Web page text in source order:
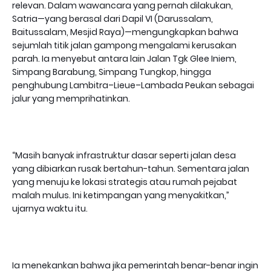
relevan. Dalam wawancara yang pernah dilakukan,
Satria—yang berasal dari Dapil VI (Darussalam,
Baitussalam, Mesjid Raya)—mengungkapkan bahwa
sejumlah titik jalan gampong mengalami kerusakan
parah. Ia menyebut antara lain Jalan Tgk Glee Iniem,
Simpang Barabung, Simpang Tungkop, hingga
penghubung Lambitra–Lieue–Lambada Peukan sebagai
jalur yang memprihatinkan.
“Masih banyak infrastruktur dasar seperti jalan desa
yang dibiarkan rusak bertahun-tahun. Sementara jalan
yang menuju ke lokasi strategis atau rumah pejabat
malah mulus. Ini ketimpangan yang menyakitkan,”
ujarnya waktu itu.
Ia menekankan bahwa jika pemerintah benar-benar ingin